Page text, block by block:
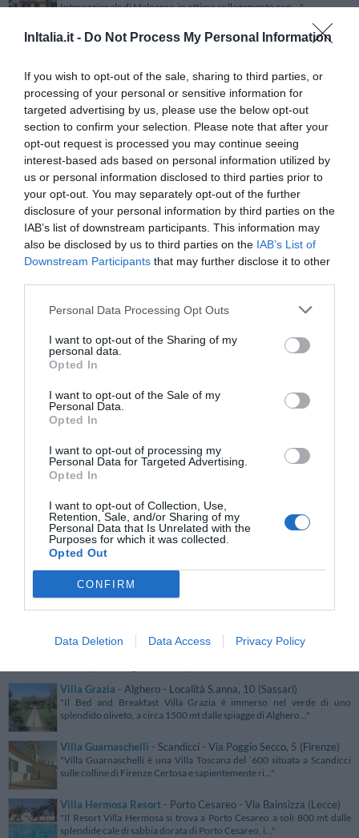
InItalia.it - Do Not Process My Personal Information
If you wish to opt-out of the sale, sharing to third parties, or
processing of your personal or sensitive information for
targeted advertising by us, please use the below opt-out
section to confirm your selection. Please note that after your
opt-out request is processed you may continue seeing
interest-based ads based on personal information utilized by
us or personal information disclosed to third parties prior to
your opt-out. You may separately opt-out of the further
disclosure of your personal information by third parties on the
IAB’s list of downstream participants. This information may
also be disclosed by us to third parties on the IAB’s List of
Downstream Participants that may further disclose it to other
Personal Data Processing Opt Outs
I want to opt-out of the Sharing of my
personal data.
Opted In
I want to opt-out of the Sale of my
Personal Data.
Opted In
I want to opt-out of processing my
Personal Data for Targeted Advertising.
Opted In
I want to opt-out of Collection, Use,
Retention, Sale, and/or Sharing of my
Personal Data that Is Unrelated with the
Purposes for which it was collected.
Opted Out
CONFIRM
Data Deletion Data Access Privacy Policy
Internazionale di Malpensa, in ottimo collegamento con ..."
Villa Ginevra- Capomulini - Via Capomulini, 32 (Catania)
Villa Gioiosa- Frino di Ghiffa - corso Risorgimento, 236
(Verbano-Cusio-Ossola)
"Villa Gioiosa è un'antica villa signorile immersa in un bellissimo
parco, nella zona collinare sovrastante il Lago Maggi..."
Villa Giorgia - Albergo in Collina- Pistoia - Via Bolognese, 164
"L'Hotel Villa Giorgia è ubicato a Pistoia sulle colline toscane con una
vista mozzafiato sulla città. La struttura è la..."
Villa Giovanna- Somma Lombardo - Corso Della Repubblica
(Varese)
"Il Residence Villa Giovanna è situato in centro storico di Somma
Lombardo, in un'area ricca di negozi, pub, cinema, cent..."
Priora (Sorrento), in splendida posizione panoramica su..."
Villa Giovina- Bagnaturo - Via Villa Giovina, 38 (L'Aquila)
"Villa Giovina è un'accogliente residenza di campagna situata a
Pratola Peligna, a pochi km da Sulmona. Immersa nel verd..."
Villa Girasole- San Lorenzo - Via Miramare (Siracusa)
"Villa Girasole è una casa vacanza di Noto, in posizione di assoluto
prestigio per visitare tutte le bellezze della Sicil..."
Villa Giulia- Vallio Terme - Via Sopranico, 51 (Brescia)
"Villa Giulia è un romantico bed & breakfast immerso in un'oasi di
quiete a Vallio Terme, paese della Val Sabbia a pochi ..."
Villa Giulia- Lequile - Via Lecce, 102/104 (Lecce)
"Villa Giulia sorge a Lequile, a circa 1 km da Lecce, in posizione
privilegiata rispetto alle maggiori attrattive della z..."
VIlla Giulietta- Fiesso D'artico - Riviera Del Brenta, 169
(Venezia)
(Frosinone)
Villa Grazia - Alghero - Località S.anna, 10 (Sassari)
"Il Bed and Breakfast Villa Grazia è immerso nel verde di uno
splendido oliveto, a circa 1500 mt dalle spiagge di Alghero..."
Villa Guarnaschelli - Scandicci - Via Poggio Secco, 5 (Firenze)
"Villa Guarnaschelli è una Villa Toscana del ‘600 situata a Scandicci
sulle colline di Firenze Certosa e sapientemente ri..."
Villa Hermosa Resort - Porto Cesareo - Via Bainsizza (Lecce)
"Il Resort Villa Hermosa si trova a Porto Cesareo a soli 800 mt dalle
splendide cale di sabbia dorata di Porto Cesareo, i..."